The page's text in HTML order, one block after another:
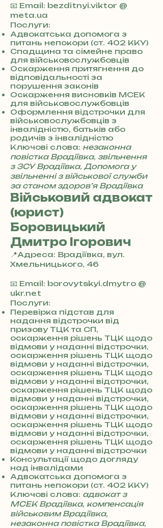
3
8
0
7
3
0
4
8
5
7
8
4
📧 Email: bezditnyi.viktor @
meta.ua
Послуги:
Адвокатська допомога з
питань непокори (ст. 402 ККУ)
Спадщина та сімейне право
для військовослужбовців
Оскарження притягнення до
відповідальності за
порушення законів
Оскарження висновків МСЕК
для військовослужбовців
Оформлення відстрочки для
військовослужбовців з
інвалідністю, батьків або
родичів з інвалідністю
Ключові слова: незаконна
повістка Врадіївка, звільнення
з ЗСУ Врадіївка, Допомога у
звільненні з військової служби
за станом здоров’я Врадіївка
Військовий адвокат
(юрист)
Боровицький
Дмитро Ігорович
📍Адреса: Врадіївка, вул.
Хмельницького, 46
3
8
0
7
3
0
4
8
5
7
8
4
📧 Email: borovytskyi.dmytro @
ukr.net
Послуги:
Перевірка підстав для
надання відстрочки від
призову ТЦК та СП,
оскарження рішень ТЦК щодо
відмови у наданні відстрочки,
оскарження рішень ТЦК щодо
відмови у наданні відстрочки,
оскарження рішень ТЦК щодо
відмови у наданні відстрочки,
оскарження рішень ТЦК щодо
відмови у наданні відстрочки,
оскарження рішень ТЦК щодо
відмови у наданні відстрочки,
оскарження рішень ТЦК щодо
відмови у наданні відстрочки,
оскарження рішень ТЦК щодо
відмови у наданні відстрочки
Консультації щодо догляду
над інвалідами
Адвокатська допомога з
питань непокори (ст. 402 ККУ)
Ключові слова: адвокат з
МСЕК Врадіївка, компенсація
військовим Врадіївка,
незаконна повістка Врадіївка,